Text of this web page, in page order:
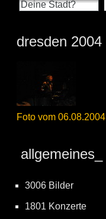
dresden 2004
Foto vom 06.08.2004
allgemeines_
3006 Bilder
1801 Konzerte